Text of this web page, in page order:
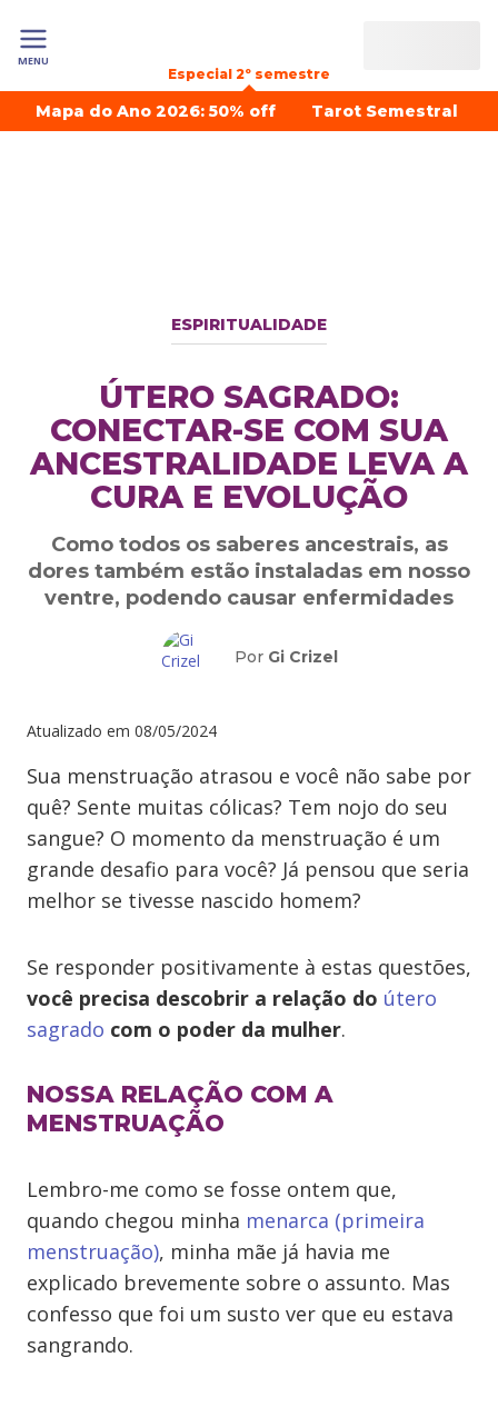
MENU
Especial 2º semestre
Mapa do Ano 2026: 50% off Tarot Semestral
ESPIRITUALIDADE
ÚTERO SAGRADO:
CONECTAR-SE COM SUA
ANCESTRALIDADE LEVA A
CURA E EVOLUÇÃO
Como todos os saberes ancestrais, as
dores também estão instaladas em nosso
ventre, podendo causar enfermidades
Por Gi Crizel
Atualizado em 08/05/2024
Sua menstruação atrasou e você não sabe por
quê? Sente muitas cólicas? Tem nojo do seu
sangue? O momento da menstruação é um
grande desafio para você? Já pensou que seria
melhor se tivesse nascido homem?
Se responder positivamente à estas questões,
você precisa descobrir a relação do útero
sagrado com o poder da mulher.
NOSSA RELAÇÃO COM A
MENSTRUAÇÃO
Lembro-me como se fosse ontem que,
quando chegou minha menarca (primeira
menstruação), minha mãe já havia me
explicado brevemente sobre o assunto. Mas
confesso que foi um susto ver que eu estava
sangrando.